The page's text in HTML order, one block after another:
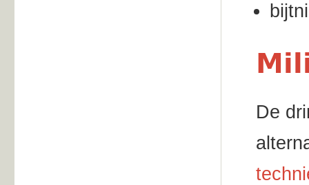
De